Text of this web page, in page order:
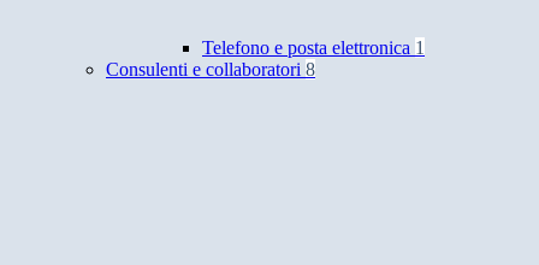
Telefono e posta elettronica 1
Consulenti e collaboratori 8